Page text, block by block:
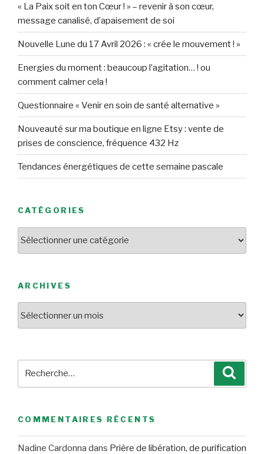
« La Paix soit en ton Cœur ! » – revenir à son cœur,
message canalisé, d’apaisement de soi
Nouvelle Lune du 17 Avril 2026 : « crée le mouvement ! »
Energies du moment : beaucoup l’agitation… ! ou
comment calmer cela !
Questionnaire « Venir en soin de santé alternative »
Nouveauté sur ma boutique en ligne Etsy : vente de
prises de conscience, fréquence 432 Hz
Tendances énergétiques de cette semaine pascale
CATÉGORIES
ARCHIVES
COMMENTAIRES RÉCENTS
Nadine Cardonna dans Prière de libération, de purification